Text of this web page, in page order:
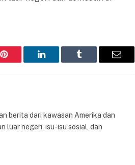
Pinterest LinkedIn Tumblr Email
berita dari kawasan Amerika dan
luar negeri, isu-isu sosial, dan